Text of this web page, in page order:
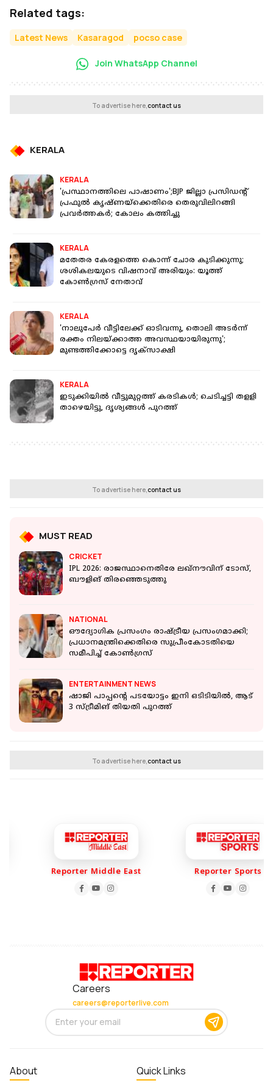
Related tags:
Latest News Kasaragod pocso case
Join WhatsApp Channel
To advertise here,contact us
KERALA
KERALA
'പ്രസ്ഥാനത്തിലെ പാഷാണം';BJP ജില്ലാ പ്രസിഡന്റ്
പ്രഫുൽ കൃഷ്ണയ്‌ക്കെതിരെ തെരുവിലിറങ്ങി
പ്രവർത്തകർ; കോലം കത്തിച്ചു
KERALA
മതേതര കേരളത്തെ കൊന്ന് ചോര കുടിക്കുന്നു;
ശശികലയുടെ വിഷനാവ് അരിയും: യൂത്ത്
കോണ്‍ഗ്രസ് നേതാവ്
KERALA
'നാലുപേർ വീട്ടിലേക്ക് ഓടിവന്നു, തൊലി അടർന്ന്
രക്തം നിലയ്ക്കാത്ത അവസ്ഥയായിരുന്നു';
മുണ്ടത്തിക്കോട്ടെ ദൃക്സാക്ഷി
KERALA
ഇടുക്കിയില്‍ വീട്ടുമുറ്റത്ത് കരടികള്‍; ചെടിച്ചട്ടി തളളി
താഴെയിട്ടു, ദൃശ്യങ്ങൾ പുറത്ത്
To advertise here,contact us
MUST READ
CRICKET
IPL 2026: രാജസ്ഥാനെതിരേ ലഖ്‌നൗവിന് ടോസ്,
ബൗളിങ് തിരഞ്ഞെടുത്തു
NATIONAL
ഔദ്യോഗിക പ്രസംഗം രാഷ്ട്രീയ പ്രസംഗമാക്കി;
പ്രധാനമന്ത്രിക്കെതിരെ സുപ്രീംകോടതിയെ
സമീപിച്ച് കോണ്‍ഗ്രസ്
ENTERTAINMENT NEWS
ഷാജി പാപ്പന്റെ പടയോട്ടം ഇനി ഒടിടിയിൽ, ആട്
3 സ്ട്രീമിങ് തിയതി പുറത്ത്
To advertise here,contact us
Reporter Middle East Reporter Sports
Careers
careers@reporterlive.com
About Quick Links